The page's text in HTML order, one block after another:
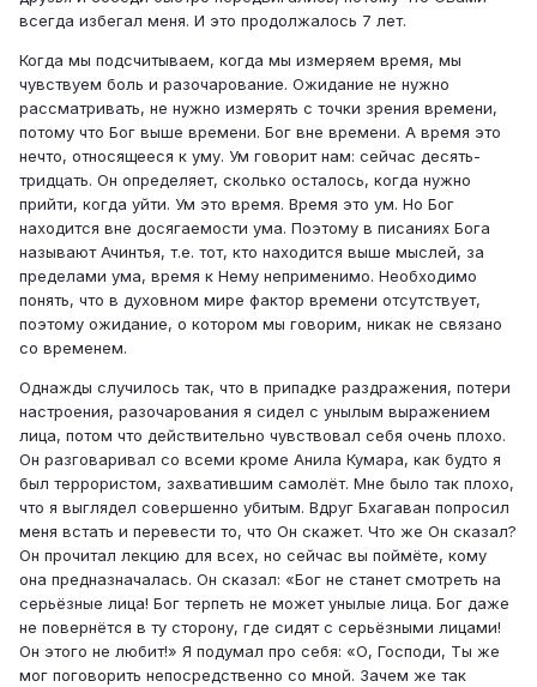
всегда избегал меня. И это продолжалось 7 лет.
Когда мы подсчитываем, когда мы измеряем время, мы
чувствуем боль и разочарование. Ожидание не нужно
рассматривать, не нужно измерять с точки зрения времени,
потому что Бог выше времени. Бог вне времени. А время это
нечто, относящееся к уму. Ум говорит нам: сейчас десять-
тридцать. Он определяет, сколько осталось, когда нужно
прийти, когда уйти. Ум это время. Время это ум. Но Бог
находится вне досягаемости ума. Поэтому в писаниях Бога
называют Ачинтья, т.е. тот, кто находится выше мыслей, за
пределами ума, время к Нему неприменимо. Необходимо
понять, что в духовном мире фактор времени отсутствует,
поэтому ожидание, о котором мы говорим, никак не связано
со временем.
Однажды случилось так, что в припадке раздражения, потери
настроения, разочарования я сидел с унылым выражением
лица, потом что действительно чувствовал себя очень плохо.
Он разговаривал со всеми кроме Анила Кумара, как будто я
был террористом, захватившим самолёт. Мне было так плохо,
что я выглядел совершенно убитым. Вдруг Бхагаван попросил
меня встать и перевести то, что Он скажет. Что же Он сказал?
Он прочитал лекцию для всех, но сейчас вы поймёте, кому
она предназначалась. Он сказал: «Бог не станет смотреть на
серьёзные лица! Бог терпеть не может унылые лица. Бог даже
не повернётся в ту сторону, где сидят с серьёзными лицами!
Он этого не любит!» Я подумал про себя: «О, Господи, Ты же
мог поговорить непосредственно со мной. Зачем же так